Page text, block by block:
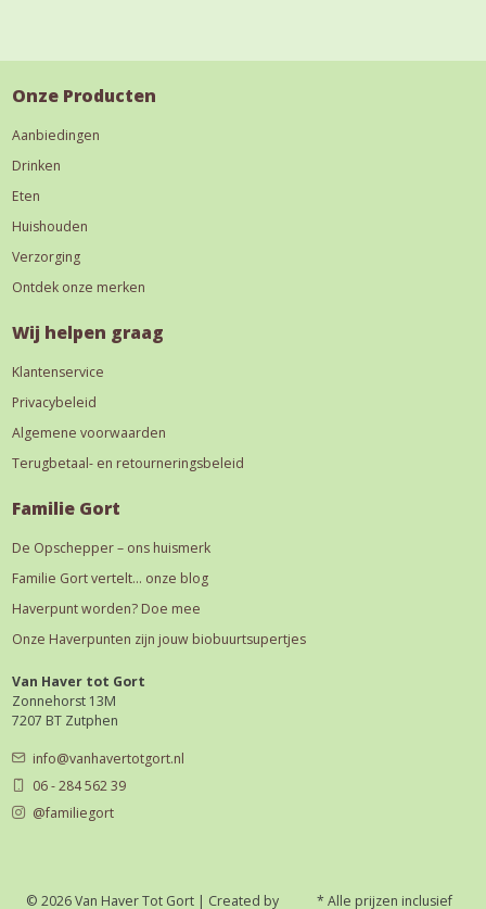
Onze Producten
Aanbiedingen
Drinken
Eten
Huishouden
Verzorging
Ontdek onze merken
Wij helpen graag
Klantenservice
Privacybeleid
Algemene voorwaarden
Terugbetaal- en retourneringsbeleid
Familie Gort
De Opschepper – ons huismerk
Familie Gort vertelt… onze blog
Haverpunt worden? Doe mee
Onze Haverpunten zijn jouw biobuurtsupertjes
Van Haver tot Gort
Zonnehorst 13M
7207 BT Zutphen
info@vanhavertotgort.nl
06 - 284 562 39
@familiegort
© 2026 Van Haver Tot Gort | Created by * Alle prijzen inclusief